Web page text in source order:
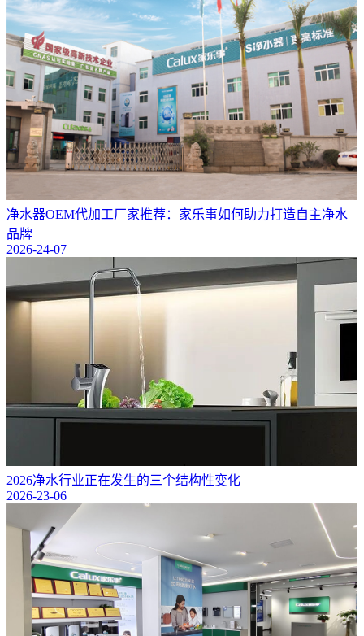
净水器OEM代加工厂家推荐：家乐事如何助力打造自主净水
品牌
2026-24-07
2026净水行业正在发生的三个结构性变化
2026-23-06